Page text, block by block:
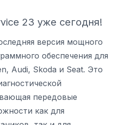
23 уже сегодня!
версия мощного
обеспечения для
Audi, Skoda и Seat. Это
передовые
как для